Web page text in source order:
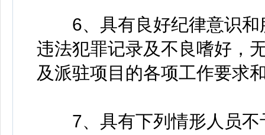
6、具有良好纪律意识和
违法犯罪记录及不良嗜好，
及派驻项目的各项工作要求
7、具有下列情形人员不